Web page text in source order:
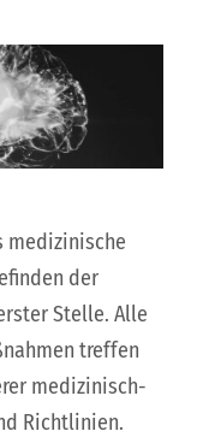
medizinische
der
Stelle. Alle
treffen
medizinisch-
Richtlinien.